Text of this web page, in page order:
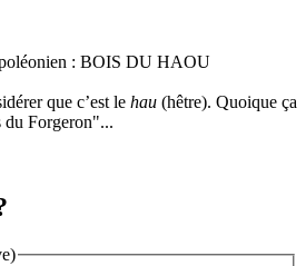
: BOIS DU HAOU
que c’est le hau (hêtre). Quoique ça
du Forgeron"...